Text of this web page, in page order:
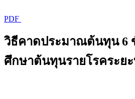
PDF
วิธีคาดประมาณต้นทุน 6
ศึกษาต้นทุนรายโรคระยะ